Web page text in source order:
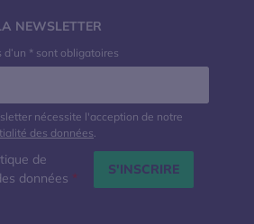
NEWSLETTER
* sont obligatoires
nécessite l'acception de notre
des données.
de
données *